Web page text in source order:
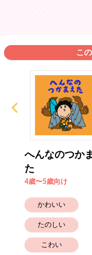
こ
へんなのつか
た
4歳〜5歳向け
かわいい
たのしい
こわい